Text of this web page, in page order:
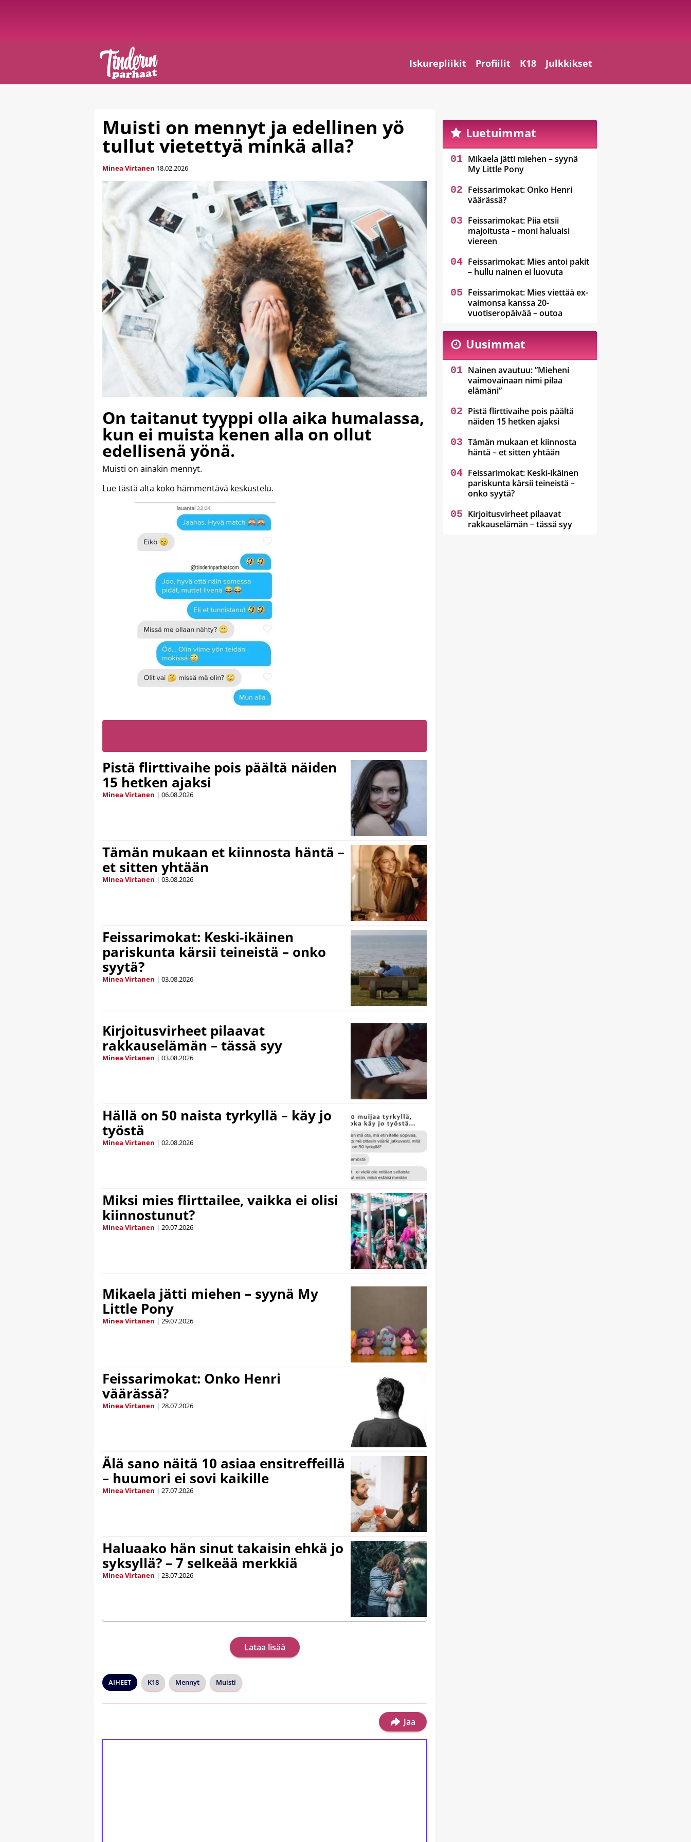
Iskurepliikit Profiilit K18 Julkkikset
Muisti on mennyt ja edellinen yö
tullut vietettyä minkä alla?
Minea Virtanen 18.02.2026
On taitanut tyyppi olla aika humalassa,
kun ei muista kenen alla on ollut
edellisenä yönä.
Muisti on ainakin mennyt.
Lue tästä alta koko hämmentävä keskustelu.
Pistä flirttivaihe pois päältä näiden
15 hetken ajaksi
Minea Virtanen | 06.08.2026
Tämän mukaan et kiinnosta häntä –
et sitten yhtään
Minea Virtanen | 03.08.2026
Feissarimokat: Keski-ikäinen
pariskunta kärsii teineistä – onko
syytä?
Minea Virtanen | 03.08.2026
Kirjoitusvirheet pilaavat
rakkauselämän – tässä syy
Minea Virtanen | 03.08.2026
Hällä on 50 naista tyrkyllä – käy jo
työstä
Minea Virtanen | 02.08.2026
Miksi mies flirttailee, vaikka ei olisi
kiinnostunut?
Minea Virtanen | 29.07.2026
Mikaela jätti miehen – syynä My
Little Pony
Minea Virtanen | 29.07.2026
Feissarimokat: Onko Henri
väärässä?
Minea Virtanen | 28.07.2026
Älä sano näitä 10 asiaa ensitreffeillä
– huumori ei sovi kaikille
Minea Virtanen | 27.07.2026
Haluaako hän sinut takaisin ehkä jo
syksyllä? – 7 selkeää merkkiä
Minea Virtanen | 23.07.2026
Lataa lisää
AIHEET K18 Mennyt Muisti
Jaa
Luetuimmat
Mikaela jätti miehen – syynä
My Little Pony
Feissarimokat: Onko Henri
väärässä?
Feissarimokat: Piia etsii
majoitusta – moni haluaisi
viereen
Feissarimokat: Mies antoi pakit
– hullu nainen ei luovuta
Feissarimokat: Mies viettää ex-
vaimonsa kanssa 20-
vuotiseropäivää – outoa
Uusimmat
Nainen avautuu: ”Mieheni
vaimovainaan nimi pilaa
elämäni”
Pistä flirttivaihe pois päältä
näiden 15 hetken ajaksi
Tämän mukaan et kiinnosta
häntä – et sitten yhtään
Feissarimokat: Keski-ikäinen
pariskunta kärsii teineistä –
onko syytä?
Kirjoitusvirheet pilaavat
rakkauselämän – tässä syy